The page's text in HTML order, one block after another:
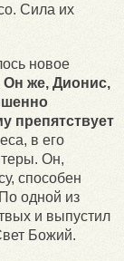
Сила их
новое
Он же, Дионис,
препятствует
в его
Он,
способен
одной из
и выпустил
Божий.